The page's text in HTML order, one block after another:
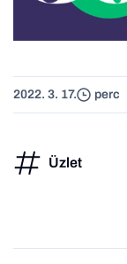
2022. 3. 17. perc
Üzlet